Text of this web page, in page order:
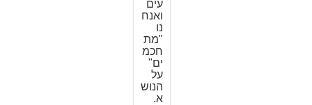
עים
ואנח
נו
"מת
חכמ
ים"
על
הנוש
א.